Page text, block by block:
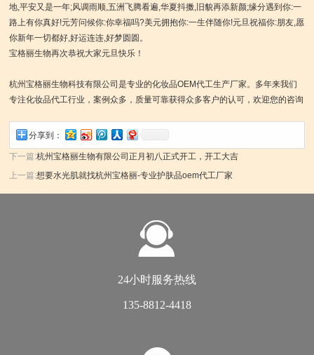
地,平安又是一年;风调雨顺,五洲飞腾看遍,华夏抖擞,旧貌再添新颜;缘分遇到你:一
路上有你真好!元芳问候你:你幸福吗?美元拥抱你:一生伴随你!元旦祝福你:朋友,愿
你新年一切都好,好运连连,好梦圆圆。
宝格丽生物再次恭祝大家元旦快乐！
杭州宝格丽生物科技有限公司是专业的化妆品OEM代工生产厂家。多年来我们
专注化妆品代工行业，案例众多，质量可靠获得众多客户的认可，欢迎您的咨询
分享到：
下一篇:杭州宝格丽生物有限公司正月初八正式开工，开工大吉
上一篇:想要水光肌就找杭州宝格丽-专业护肤品oem代工厂家
24小时服务热线
135-8812-4418